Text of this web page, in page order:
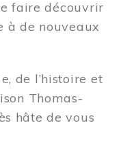
faire découvrir
à de nouveaux
de l’histoire et
Thomas-
hâte de vous